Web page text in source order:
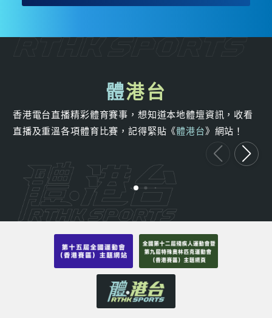
體港台
香港電台直播精彩體育賽事，想知道本地體壇資訊，收看
直播及重溫各項體育比賽，記得緊貼《體港台》網站！